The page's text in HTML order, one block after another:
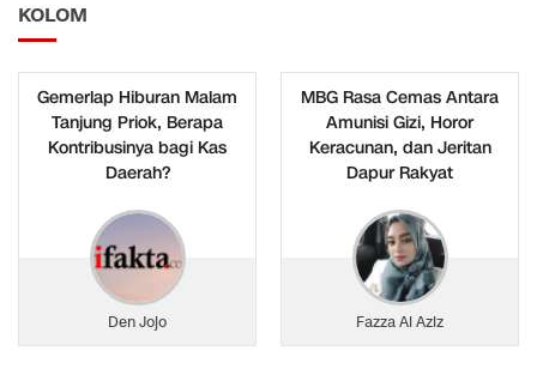
KOLOM
Gemerlap Hiburan Malam
Tanjung Priok, Berapa
Kontribusinya bagi Kas
Daerah?
Den Jojo
MBG Rasa Cemas Antara
Amunisi Gizi, Horor
Keracunan, dan Jeritan
Dapur Rakyat
Fazza Al Aziz